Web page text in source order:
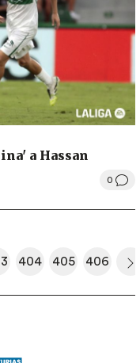
a Hassan
0
actual
404 405
Página
406